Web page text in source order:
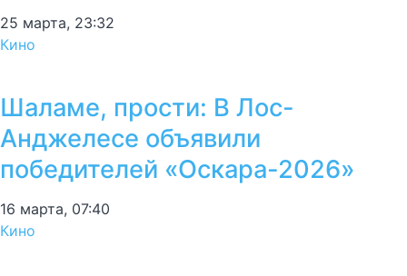
25 марта, 23:32
Кино
Шаламе, прости: В Лос-
Анджелесе объявили
победителей «Оскара-2026»
16 марта, 07:40
Кино